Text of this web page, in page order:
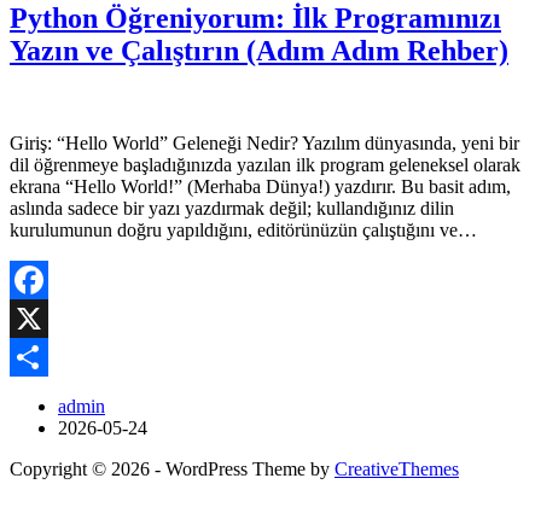
Python Öğreniyorum: İlk Programınızı
Yazın ve Çalıştırın (Adım Adım Rehber)
Giriş: “Hello World” Geleneği Nedir? Yazılım dünyasında, yeni bir
dil öğrenmeye başladığınızda yazılan ilk program geleneksel olarak
ekrana “Hello World!” (Merhaba Dünya!) yazdırır. Bu basit adım,
aslında sadece bir yazı yazdırmak değil; kullandığınız dilin
kurulumunun doğru yapıldığını, editörünüzün çalıştığını ve…
Facebook
X
admin
2026-05-24
Copyright © 2026 - WordPress Theme by CreativeThemes